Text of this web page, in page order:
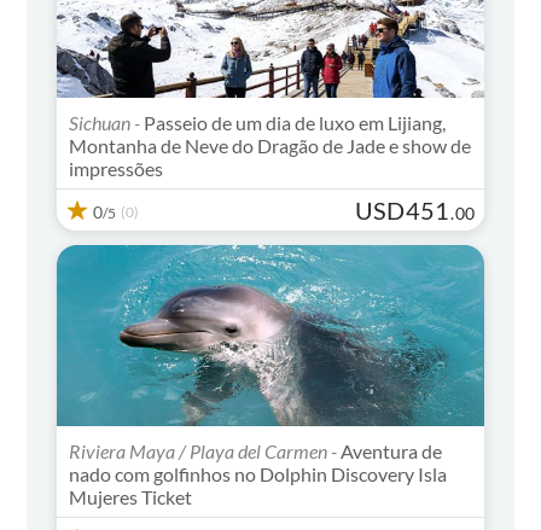
Sichuan - Passeio de um dia de luxo em Lijiang,
Montanha de Neve do Dragão de Jade e show de
impressões
0/5 (0) USD451 .00
Riviera Maya / Playa del Carmen - Aventura de
nado com golfinhos no Dolphin Discovery Isla
Mujeres Ticket